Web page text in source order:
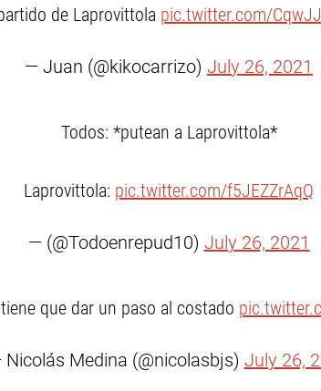
de Laprovittola pic.twitter.com/
— Juan (@kikocarrizo) July 26, 2021
Todos: *putean a Laprovittola*
Laprovittola: pic.twitter.com/f5JEZZrAqQ
— (@Todoenrepud10) July 26, 2021
que dar un paso al costado
Nicolás Medina (@nicolasbjs) July 26,